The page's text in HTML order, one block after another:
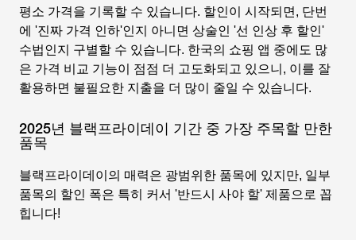
평소 가격을 기록할 수 있습니다. 할인이 시작되면, 단번
에 '진짜 가격 인하'인지 아니면 상술인 '선 인상 후 할인'
수법인지 구별할 수 있습니다. 한국의 쇼핑 앱 중에도 많
은 가격 비교 기능이 점점 더 고도화되고 있으니, 이를 잘
활용하면 불필요한 지출을 더 많이 줄일 수 있습니다.
2025년 블랙프라이데이 기간 중 가장 주목할 만한
품목
블랙프라이데이의 매력은 광범위한 품목에 있지만, 일부
품목의 할인 폭은 특히 커서 '반드시 사야 할' 제품으로 꼽
힙니다!